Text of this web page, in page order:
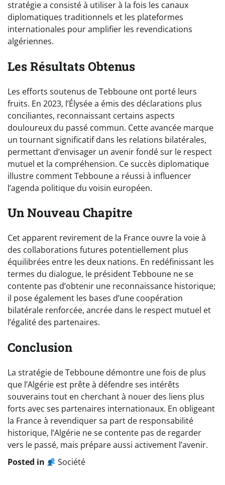
stratégie a consisté à utiliser à la fois les canaux
diplomatiques traditionnels et les plateformes
internationales pour amplifier les revendications
algériennes.
Les Résultats Obtenus
Les efforts soutenus de Tebboune ont porté leurs
fruits. En 2023, l’Élysée a émis des déclarations plus
conciliantes, reconnaissant certains aspects
douloureux du passé commun. Cette avancée marque
un tournant significatif dans les relations bilatérales,
permettant d’envisager un avenir fondé sur le respect
mutuel et la compréhension. Ce succès diplomatique
illustre comment Tebboune a réussi à influencer
l’agenda politique du voisin européen.
Un Nouveau Chapitre
Cet apparent revirement de la France ouvre la voie à
des collaborations futures potentiellement plus
équilibrées entre les deux nations. En redéfinissant les
termes du dialogue, le président Tebboune ne se
contente pas d’obtenir une reconnaissance historique;
il pose également les bases d’une coopération
bilatérale renforcée, ancrée dans le respect mutuel et
l’égalité des partenaires.
Conclusion
La stratégie de Tebboune démontre une fois de plus
que l’Algérie est prête à défendre ses intérêts
souverains tout en cherchant à nouer des liens plus
forts avec ses partenaires internationaux. En obligeant
la France à revendiquer sa part de responsabilité
historique, l’Algérie ne se contente pas de regarder
vers le passé, mais prépare aussi activement l’avenir.
Posted in
Société